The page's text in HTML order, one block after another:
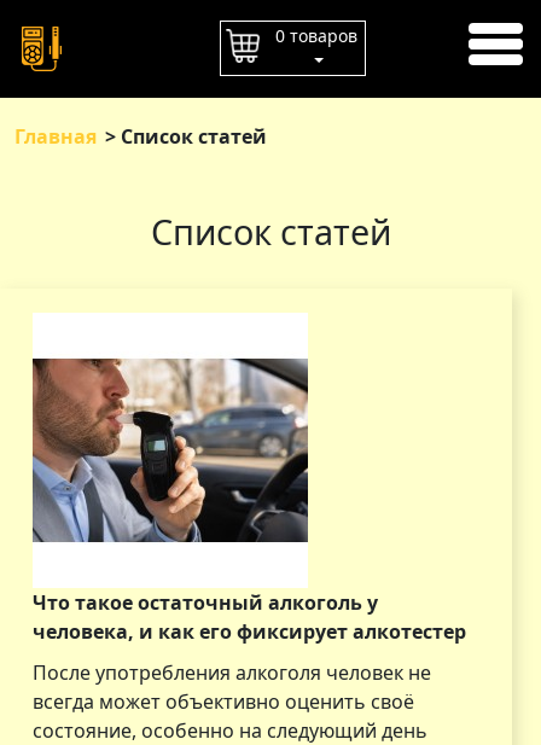
ГЛАВНАЯ
ОПЛАТА
ДОСТАВКА
0 товаров
Главная Список статей
Список статей
Что такое остаточный алкоголь у
человека, и как его фиксирует алкотестер
После употребления алкоголя человек не
всегда может объективно оценить своё
состояние, особенно на следующий день